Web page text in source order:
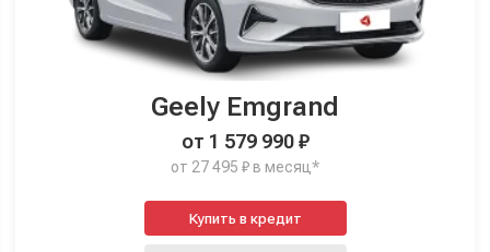
Geely Emgrand
от 1 579 990 ₽
от 27 495 ₽ в месяц*
Купить в кредит